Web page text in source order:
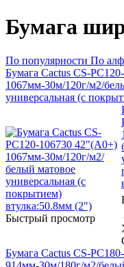
Бумага
По популярности По
Бумага Cactus CS-
1067мм-30м/120г/м2/
универсальная (с
Быстрый просмотр
Бумага Cactus CS-